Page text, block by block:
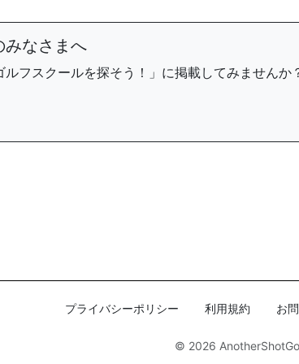
みなさまへ
フスクールを探そう！」に掲載してみませんか
プライバシーポリシー 利用規約 お
© 2026